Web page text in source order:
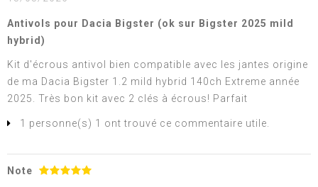
Antivols pour Dacia Bigster (ok sur Bigster 2025 mild
hybrid)
Kit d'écrous antivol bien compatible avec les jantes origine
de ma Dacia Bigster 1.2 mild hybrid 140ch Extreme année
2025. Très bon kit avec 2 clés à écrous! Parfait
1 personne(s) 1 ont trouvé ce commentaire utile.
Note